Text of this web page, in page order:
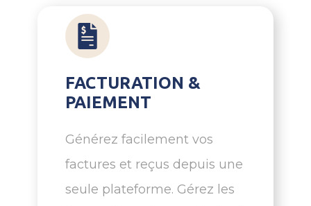
FACTURATION &
PAIEMENT
Générez facilement vos
factures et reçus depuis une
seule plateforme. Gérez les